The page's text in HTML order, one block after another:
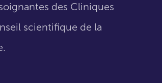
des Cliniques
scientifique de la